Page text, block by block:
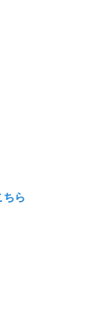
ら